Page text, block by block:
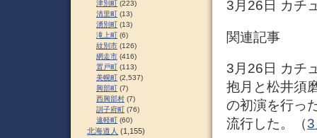
3月26日 カチ
関連記事
3月26日 カチ
抱月と松井須
の初演を行っ
流行した。（
津別町 (223)
清里町 (13)
湧別町 (13)
滝上町 (6)
紋別市 (126)
網走市 (416)
置戸町 (113)
美幌町 (2,537)
興部町 (7)
西興部村 (7)
訓子府町 (76)
遠軽町 (60)
北海道人 (1,155)